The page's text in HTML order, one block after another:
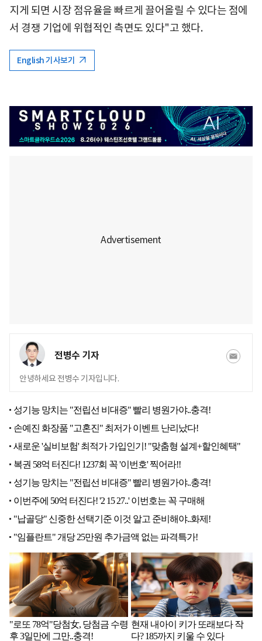
지게 되면 시장 점유율을 빠르게 끌어올릴 수 있다는 점에
서 경쟁 기업에 위협적인 측면도 있다"고 했다.
English 기사보기
전병수 기자
안녕하세요 전병수 기자입니다.